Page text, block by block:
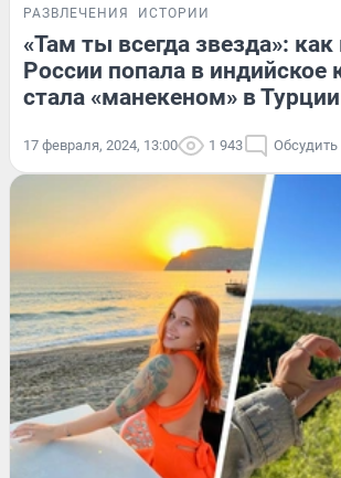
РАЗВЛЕЧЕНИЯ ИСТОРИИ
«Там ты всегда звезда»:
России попала в индийское
стала «манекеном» в Турции
17 февраля, 2024, 13:00 1 943 Обсудить